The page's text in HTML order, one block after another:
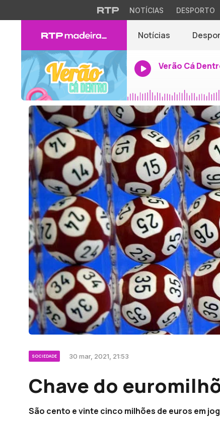
NOTÍCIAS DESPORTO
Notícias
Verão Cá
SOCIEDADE 30 mar, 2021, 21:53
Chave do
São cento e vinte cinco milhões de euros em